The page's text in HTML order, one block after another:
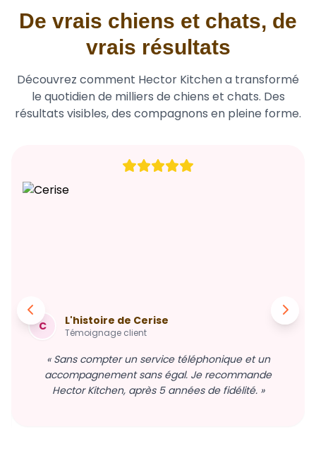
De vrais chiens et chats, de
vrais résultats
Découvrez comment Hector Kitchen a transformé
le quotidien de milliers de chiens et chats. Des
résultats visibles, des compagnons en pleine forme.
C L'histoire de Cerise
Témoignage client
« Sans compter un service téléphonique et un
accompagnement sans égal. Je recommande
Hector Kitchen, après 5 années de fidélité. »